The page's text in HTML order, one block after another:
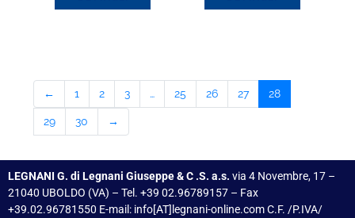
← 1 2 3 … 25 26 27 28
29 30 →
LEGNANI G. di Legnani Giuseppe & C .S. a.s. via 4 Novembre, 17 –
21040 UBOLDO (VA) – Tel. +39 02.96789157 – Fax
+39.02.96781550 E-mail: info[AT]legnani-online.com C.F. /P.IVA/